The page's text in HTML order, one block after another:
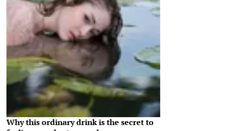
Why this ordinary drink is the secret to